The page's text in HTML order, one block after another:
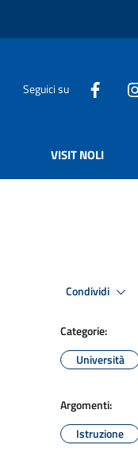
Seguici su
VISIT NOLI
Condividi
Categorie:
Università
Argomenti:
Istruzione